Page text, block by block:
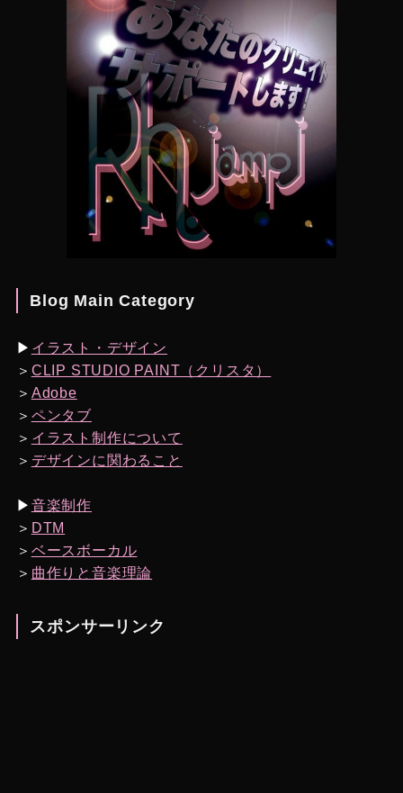
Blog Main Category
▶︎ イラスト・デザイン
＞ CLIP STUDIO PAINT（クリスタ）
＞ Adobe
＞ ペンタブ
＞ イラスト制作について
＞ デザインに関わること
▶︎ 音楽制作
＞ DTM
＞ ベースボーカル
＞ 曲作りと音楽理論
スポンサーリンク